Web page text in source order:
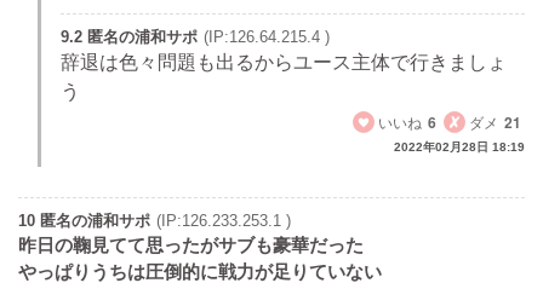
9.2 匿名の浦和サポ (IP:126.64.215.4 )
辞退は色々問題も出るからユース主体で行きましょ
う
いいね 6 ダメ 21
2022年02月28日 18:19
10 匿名の浦和サポ (IP:126.233.253.1 )
昨日の鞠見てて思ったがサブも豪華だった
やっぱりうちは圧倒的に戦力が足りていない